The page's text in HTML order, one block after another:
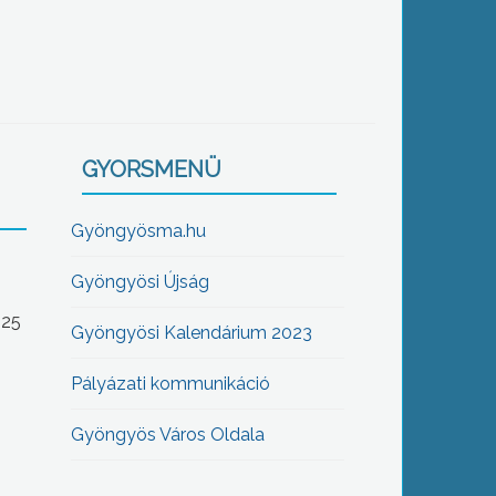
GYORSMENÜ
Gyöngyösma.hu
Gyöngyösi Újság
Gyöngyösi Kalendárium 2023
Pályázati kommunikáció
Gyöngyös Város Oldala